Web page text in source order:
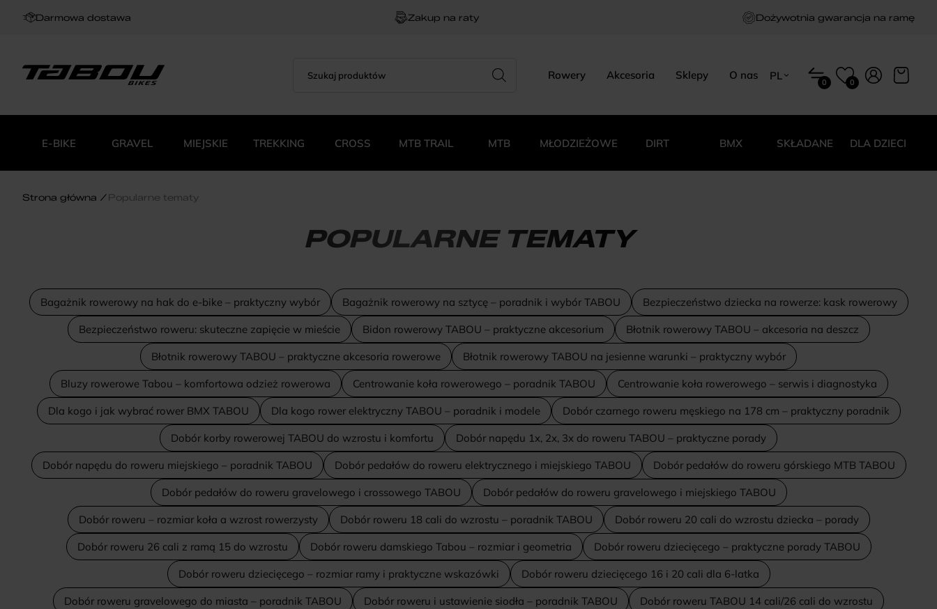
Darmowa dostawa Zakup na raty Dożywotnia gwarancja na ramę
produktów
Rowery Akcesoria Sklepy O nas
PL
0 0
E-BIKE GRAVEL MIEJSKIE TREKKING CROSS MTB TRAIL MTB MŁODZIEŻOWE DIRT BMX SKŁADANE DLA DZIECI
Strona główna Popularne tematy
POPULARNE TEMATY
Bagażnik rowerowy na hak do e-bike – praktyczny wybór Bagażnik rowerowy na sztycę – poradnik i wybór TABOU Bezpieczeństwo dziecka na rowerze: kask rowerowy
Bezpieczeństwo roweru: skuteczne zapięcie w mieście Bidon rowerowy TABOU – praktyczne akcesorium Błotnik rowerowy TABOU – akcesoria na deszcz
Błotnik rowerowy TABOU – praktyczne akcesoria rowerowe Błotnik rowerowy TABOU na jesienne warunki – praktyczny wybór
Bluzy rowerowe Tabou – komfortowa odzież rowerowa Centrowanie koła rowerowego – poradnik TABOU Centrowanie koła rowerowego – serwis i diagnostyka
Dla kogo i jak wybrać rower BMX TABOU Dla kogo rower elektryczny TABOU – poradnik i modele Dobór czarnego roweru męskiego na 178 cm – praktyczny poradnik
Dobór korby rowerowej TABOU do wzrostu i komfortu Dobór napędu 1x, 2x, 3x do roweru TABOU – praktyczne porady
Dobór napędu do roweru miejskiego – poradnik TABOU Dobór pedałów do roweru elektrycznego i miejskiego TABOU Dobór pedałów do roweru górskiego MTB TABOU
Dobór pedałów do roweru gravelowego i crossowego TABOU Dobór pedałów do roweru gravelowego i miejskiego TABOU
Dobór roweru – rozmiar koła a wzrost rowerzysty Dobór roweru 18 cali do wzrostu – poradnik TABOU Dobór roweru 20 cali do wzrostu dziecka – porady
Dobór roweru 26 cali z ramą 15 do wzrostu Dobór roweru damskiego Tabou – rozmiar i geometria Dobór roweru dziecięcego – praktyczne porady TABOU
Dobór roweru dziecięcego – rozmiar ramy i praktyczne wskazówki Dobór roweru dziecięcego 16 i 20 cali dla 6-latka
Dobór roweru gravelowego do miasta – poradnik TABOU Dobór roweru i ustawienie siodła – poradnik TABOU Dobór roweru TABOU 14 cali/26 cali do wzrostu